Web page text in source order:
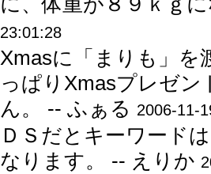
23:01:28
Xmasに「まりも」を
っぱりXmasプレゼ
ん。 -- ふぁる 2006-11-
ＤＳだとキーワード
なります。 -- えりか